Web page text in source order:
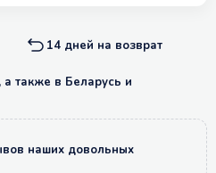
14 дней на возврат
также в Беларусь и
наших довольных